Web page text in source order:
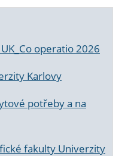
operatio 2026
Karlovy
potřeby a na
fakulty Univerzity